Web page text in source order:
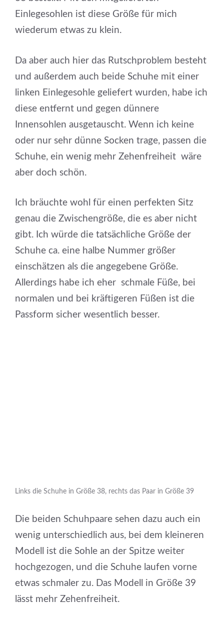
Einlegesohlen ist diese Größe für mich
wiederum etwas zu klein.
Da aber auch hier das Rutschproblem besteht
und außerdem auch beide Schuhe mit einer
linken Einlegesohle geliefert wurden, habe ich
diese entfernt und gegen dünnere
Innensohlen ausgetauscht. Wenn ich keine
oder nur sehr dünne Socken trage, passen die
Schuhe, ein wenig mehr Zehenfreiheit wäre
aber doch schön.
Ich bräuchte wohl für einen perfekten Sitz
genau die Zwischengröße, die es aber nicht
gibt. Ich würde die tatsächliche Größe der
Schuhe ca. eine halbe Nummer größer
einschätzen als die angegebene Größe.
Allerdings habe ich eher schmale Füße, bei
normalen und bei kräftigeren Füßen ist die
Passform sicher wesentlich besser.
Links die Schuhe in Größe 38, rechts das Paar in Größe 39
Die beiden Schuhpaare sehen dazu auch ein
wenig unterschiedlich aus, bei dem kleineren
Modell ist die Sohle an der Spitze weiter
hochgezogen, und die Schuhe laufen vorne
etwas schmaler zu. Das Modell in Größe 39
lässt mehr Zehenfreiheit.